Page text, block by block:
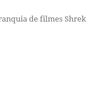
de filmes Shrek